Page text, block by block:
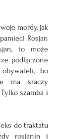
mordy, jak
Rosjan
to może
podłączone
bo
ma sraczy
szamba i
do traktatu
rosjanin i